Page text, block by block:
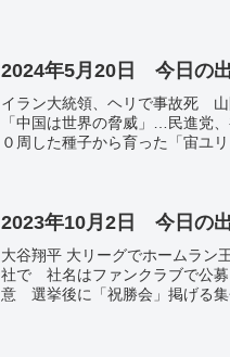
2024年5月20日 今日の
イラン大統領、ヘリで事故死
「中国は世界の脅威」…民進党
０周した種子から育った「宙ユ
2023年10月2日 今日の
大谷翔平 大リーグでホームラン
社で 社名はファンクラブで公
意 選挙後に「祝勝会」掲げる